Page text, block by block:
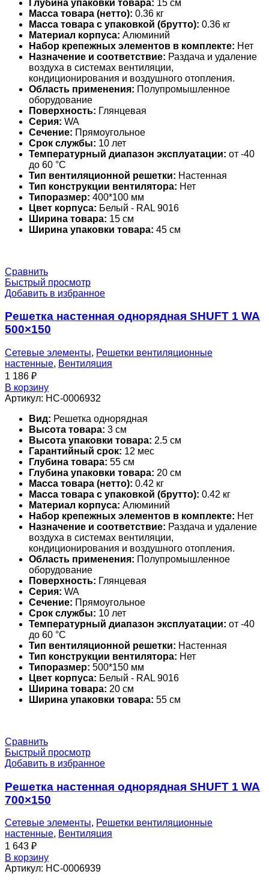
Глубина упаковки товара: 15 см
Масса товара (нетто): 0.36 кг
Масса товара с упаковкой (брутто): 0.36 кг
Материал корпуса: Алюминий
Набор крепежных элементов в комплекте: Нет
Назначение и соответствие: Раздача и удаление
воздуха в системах вентиляции,
кондиционирования и воздушного отопления.
Область применения: Полупромышленное
оборудование
Поверхность: Глянцевая
Серия: WA
Сечение: Прямоугольное
Срок службы: 10 лет
Температурный диапазон эксплуатации: от -40
до 60 °С
Тип вентиляционной решетки: Настенная
Тип конструкции вентилятора: Нет
Типоразмер: 400*100 мм
Цвет корпуса: Белый - RAL 9016
Ширина товара: 15 см
Ширина упаковки товара: 45 см
Сравнить
Быстрый просмотр
Добавить в избранное
Решетка настенная однорядная SHUFT 1 WA
500×150
Сетевые элементы, Решетки вентиляционные
настенные, Вентиляция
1 186 ₽
В корзину
Артикул: НС-0006932
Вид: Решетка однорядная
Высота товара: 3 см
Высота упаковки товара: 2.5 см
Гарантийный срок: 12 мес
Глубина товара: 55 см
Глубина упаковки товара: 20 см
Масса товара (нетто): 0.42 кг
Масса товара с упаковкой (брутто): 0.42 кг
Материал корпуса: Алюминий
Набор крепежных элементов в комплекте: Нет
Назначение и соответствие: Раздача и удаление
воздуха в системах вентиляции,
кондиционирования и воздушного отопления.
Область применения: Полупромышленное
оборудование
Поверхность: Глянцевая
Серия: WA
Сечение: Прямоугольное
Срок службы: 10 лет
Температурный диапазон эксплуатации: от -40
до 60 °С
Тип вентиляционной решетки: Настенная
Тип конструкции вентилятора: Нет
Типоразмер: 500*150 мм
Цвет корпуса: Белый - RAL 9016
Ширина товара: 20 см
Ширина упаковки товара: 55 см
Сравнить
Быстрый просмотр
Добавить в избранное
Решетка настенная однорядная SHUFT 1 WA
700×150
Сетевые элементы, Решетки вентиляционные
настенные, Вентиляция
1 643 ₽
В корзину
Артикул: НС-0006939